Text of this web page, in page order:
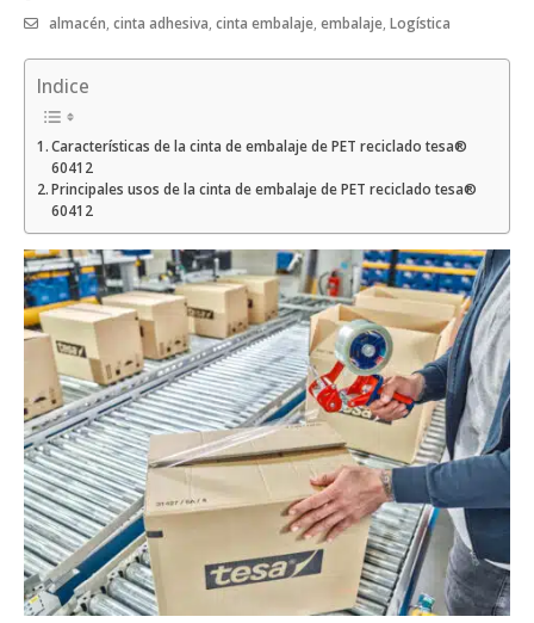
almacén cinta adhesiva cinta embalaje, embalaje, Logística
Indice
Características de la cinta de embalaje de PET reciclado tesa®
60412
Principales usos de la cinta de embalaje de PET reciclado tesa®
60412